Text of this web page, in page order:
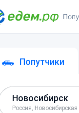
Попутчики